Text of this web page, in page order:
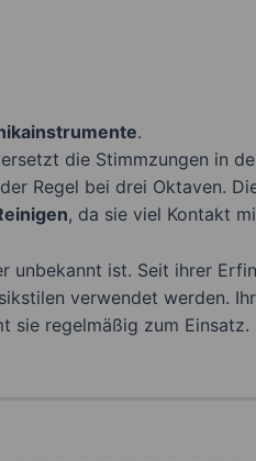
.
die Stimmzungen in
Regel bei drei Oktaven.
, da sie viel Kontakt
unbekannt ist. Seit ihrer
verwendet werden.
sie regelmäßig zum